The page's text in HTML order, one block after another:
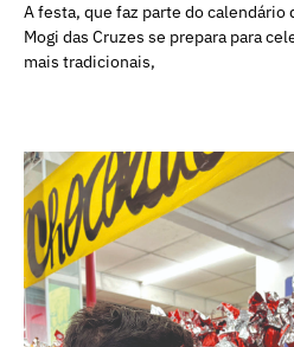
A festa, que faz parte do calendário
Mogi das Cruzes se prepara para
mais tradicionais,